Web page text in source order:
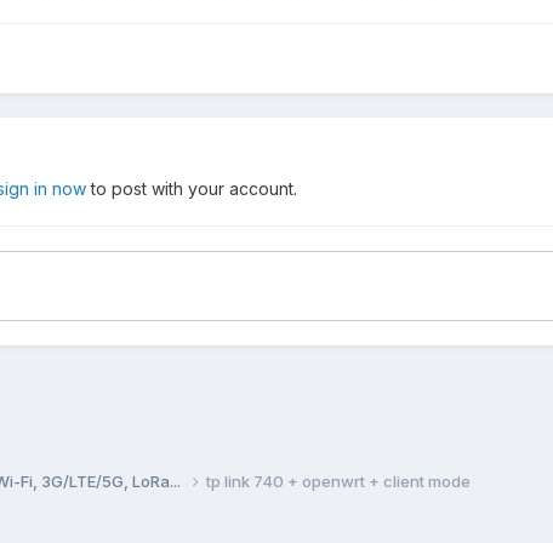
in nowto post with your account.
Fi, 3G/LTE/5G, LoRa... tp link 740 + openwrt + client mode